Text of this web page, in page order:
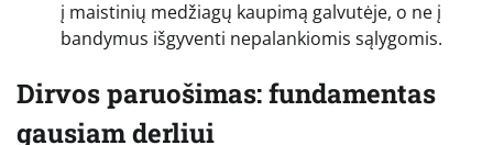
į maistinių medžiagų kaupimą galvutėje, o ne į
bandymus išgyventi nepalankiomis sąlygomis.
Dirvos paruošimas: fundamentas
gausiam derliui